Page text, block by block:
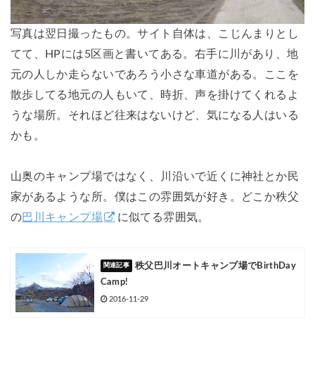
写真は翌日撮ったもの。サイト自体は、こじんまりとし
てて、HPには5区画と書いてある。右手に川があり、地
元の人しか走らないであろう小さな車道がある。ここを
散歩してる地元の人もいて、時折、声を掛けてくれるよ
うな場所。それほど往来はないけど、気になる人はいる
かも。
山奥のキャンプ場ではなく、川沿いで近くに神社とか民
家があるような所。僕はこの雰囲気が好き。どこか秩父
の巴川キャンプ場 に似てる雰囲気。
秩父巴川オートキャンプ場でBirthDay
Camp!
2016-11-29